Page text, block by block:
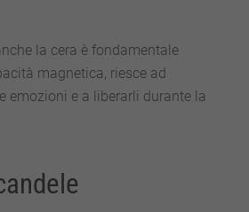
la cera è fondamentale
magnetica, riesce ad
emozioni e a liberarli durante la